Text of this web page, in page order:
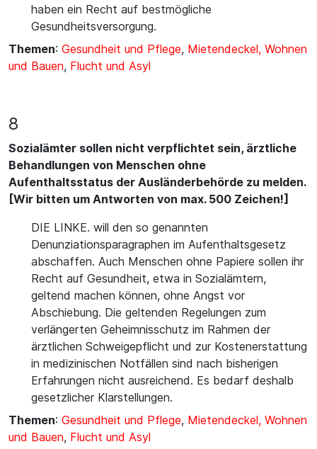
haben ein Recht auf bestmögliche
Gesundheitsversorgung.
Themen: Gesundheit und Pflege, Mietendeckel, Wohnen
und Bauen, Flucht und Asyl
8
Sozialämter sollen nicht verpflichtet sein, ärztliche
Behandlungen von Menschen ohne
Aufenthaltsstatus der Ausländerbehörde zu melden.
[Wir bitten um Antworten von max. 500 Zeichen!]
DIE LINKE. will den so genannten
Denunziationsparagraphen im Aufenthaltsgesetz
abschaffen. Auch Menschen ohne Papiere sollen ihr
Recht auf Gesundheit, etwa in Sozialämtern,
geltend machen können, ohne Angst vor
Abschiebung. Die geltenden Regelungen zum
verlängerten Geheimnisschutz im Rahmen der
ärztlichen Schweigepflicht und zur Kostenerstattung
in medizinischen Notfällen sind nach bisherigen
Erfahrungen nicht ausreichend. Es bedarf deshalb
gesetzlicher Klarstellungen.
Themen: Gesundheit und Pflege, Mietendeckel, Wohnen
und Bauen, Flucht und Asyl